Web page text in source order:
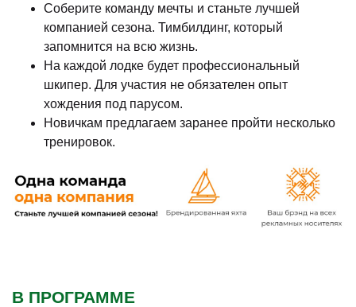
Соберите команду мечты и станьте лучшей
компанией сезона. Тимбилдинг, который
запомнится на всю жизнь.
На каждой лодке будет профессиональный
шкипер. Для участия не обязателен опыт
хождения под парусом.
Новичкам предлагаем заранее пройти несколько
тренировок.
В ПРОГРАММЕ